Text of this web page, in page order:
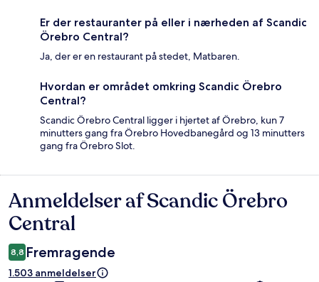
Er der restauranter på eller i nærheden af Scandic
Örebro Central?
Ja, der er en restaurant på stedet, Matbaren.
Hvordan er området omkring Scandic Örebro
Central?
Scandic Örebro Central ligger i hjertet af Örebro, kun 7
minutters gang fra Örebro Hovedbanegård og 13 minutters
gang fra Örebro Slot.
Anmeldelser
Anmeldelser af Scandic Örebro
Central
8,8 Fremragende
1.503 anmeldelser